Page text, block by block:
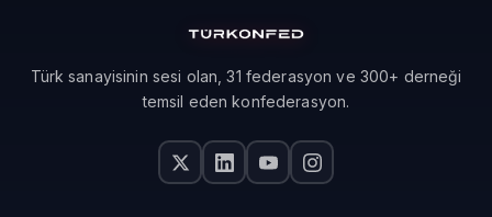
Türk sanayisinin sesi olan, 31 federasyon ve 300+ derneği
temsil eden konfederasyon.